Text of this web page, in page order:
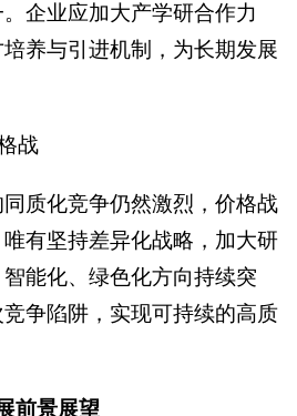
企业应加大产学研合作力
养与引进机制，为长期发展
战
质化竞争仍然激烈，价格战
有坚持差异化战略，加大研
能化、绿色化方向持续突
争陷阱，实现可持续的高质
前景展望